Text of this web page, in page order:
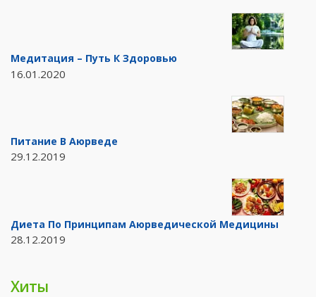
Медитация – Путь К Здоровью
16.01.2020
Питание В Аюрведе
29.12.2019
Диета По Принципам Аюрведической Медицины
28.12.2019
Хиты